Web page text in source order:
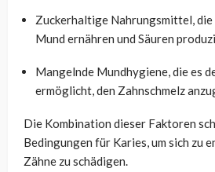
Zuckerhaltige Nahrungsmittel, die
Mund ernähren und Säuren
Mangelnde Mundhygiene, die es
ermöglicht, den Zahnschmelz
Die Kombination dieser Faktoren
Bedingungen für Karies, um sich zu
Zähne zu schädigen.